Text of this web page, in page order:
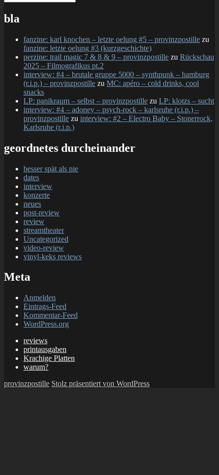
bla
fanzine: karl knochen – letzte oelung #5 – provinzpostille zu
fanzine: letzte oelung #3 (kurzgeschichte)
perzine: trail magic 7 & 8 & 9 – provinzpostille zu Rückschau
2025 – Filmografikus pt.2
interview: #4 – brutale gruppe 5000 – synthpunk – hamburg
(r.i.p.) – provinzpostille zu MC: apéro – cold drinks, cool
snacks
LP: panikraum – selbst – provinzpostille zu LP: klotzs – sucht
interview: #4 – adoney – psych-rock – karlsruhe (r.i.p.) –
provinzpostille zu interview: #2 – Electro Baby – Stonerrock,
Karlsruhe (r.i.p.)
geordnetes durcheinander
besser spät als nie
dates
interview
konzerte
neues
post-review
review
streamtheater
Uncategorized
video-review
vinyl-keks reviews
Meta
Anmelden
Eintrags-Feed
Kommentar-Feed
WordPress.org
reviews
printausgaben
Krachige Platten
warum?
provinzpostille Stolz präsentiert von WordPress